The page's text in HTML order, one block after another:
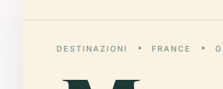
DESTINAZIONI FRANCE